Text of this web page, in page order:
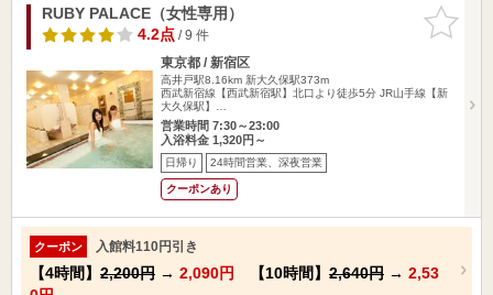
お気に入
りに追加
RUBY PALACE（女性専用）
4.2点/ 9 件
東京都 / 新宿区
高井戸駅8.16km 新大久保駅373m
西武新宿線【西武新宿駅】北口より徒歩5分 JR山手線【新
大久保駅】…
営業時間 7:30～23:00
入浴料金 1,320円～
日帰り 24時間営業、深夜営業
クーポンあり
クーポン 入館料110円引き
【4時間】 2,200円 → 2,090円 【10時間】 2,640円 → 2,53